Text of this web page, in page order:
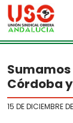
Skip to main
Córdoba
15 DE DICIEMBRE